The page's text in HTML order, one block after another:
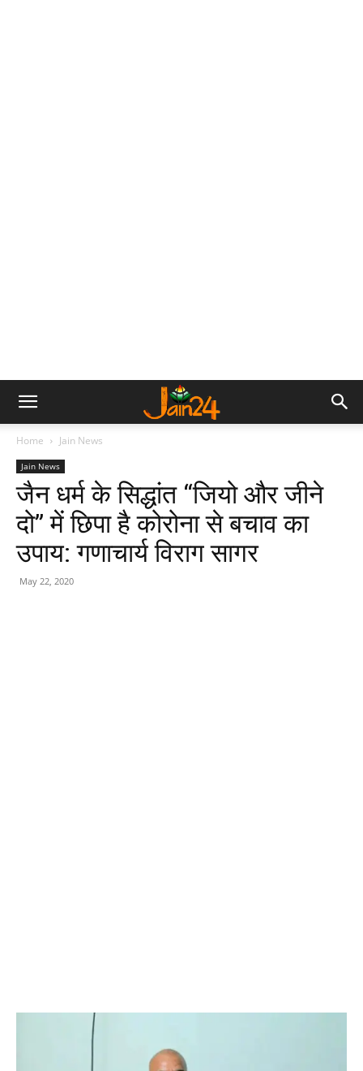
Home Jain News
Jain News
जैन धर्म के सिद्धांत “जियो और जीने
दो” में छिपा है कोरोना से बचाव का
उपाय: गणाचार्य विराग सागर
May 22, 2020